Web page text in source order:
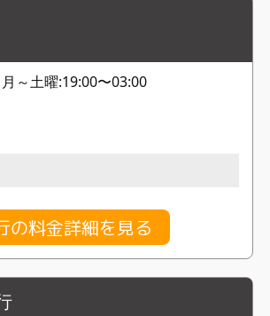
～土曜:19:00〜03:00
の料金詳細を見る